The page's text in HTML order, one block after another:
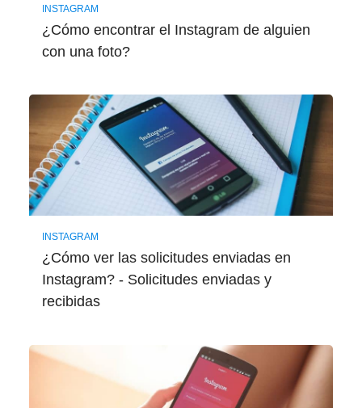
INSTAGRAM
¿Cómo encontrar el Instagram de alguien
con una foto?
INSTAGRAM
¿Cómo ver las solicitudes enviadas en
Instagram? - Solicitudes enviadas y
recibidas